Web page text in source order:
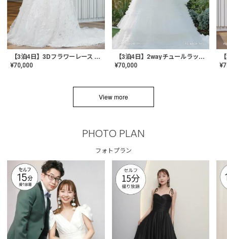
【3泊4日】3Dフラワーレース ドレス〈PD-WDOR-331〉
¥70,000
【3泊4日】2wayチュールラッフルドレス〈PD-WDOR-341RTL〉
¥70,000 ¥
View more
PHOTO PLAN
フォトプラン